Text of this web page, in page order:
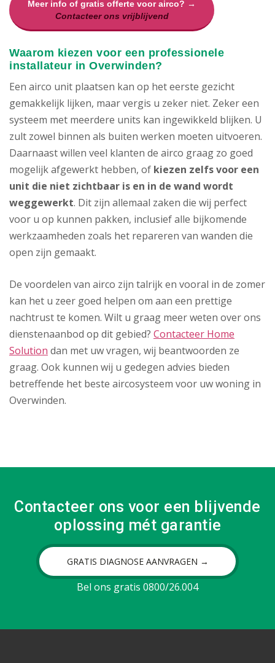
Meer info of gratis offerte voor airco? →
Contacteer ons vrijblijvend
Waarom kiezen voor een professionele
installateur in Overwinden?
Een airco unit plaatsen kan op het eerste gezicht
gemakkelijk lijken, maar vergis u zeker niet. Zeker een
systeem met meerdere units kan ingewikkeld blijken. U
zult zowel binnen als buiten werken moeten uitvoeren.
Daarnaast willen veel klanten de airco graag zo goed
mogelijk afgewerkt hebben, of kiezen zelfs voor een
unit die niet zichtbaar is en in de wand wordt
weggewerkt. Dit zijn allemaal zaken die wij perfect
voor u op kunnen pakken, inclusief alle bijkomende
werkzaamheden zoals het repareren van wanden die
open zijn gemaakt.
De voordelen van airco zijn talrijk en vooral in de zomer
kan het u zeer goed helpen om aan een prettige
nachtrust te komen. Wilt u graag meer weten over ons
dienstenaanbod op dit gebied? Contacteer Home
Solution dan met uw vragen, wij beantwoorden ze
graag. Ook kunnen wij u gedegen advies bieden
betreffende het beste aircosysteem voor uw woning in
Overwinden.
Contacteer ons voor een blijvende
oplossing mét garantie
GRATIS DIAGNOSE AANVRAGEN →
Bel ons gratis 0800/26.004